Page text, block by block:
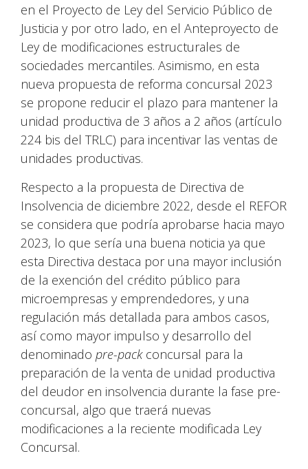
en el Proyecto de Ley del Servicio Público de
Justicia y por otro lado, en el Anteproyecto de
Ley de modificaciones estructurales de
sociedades mercantiles. Asimismo, en esta
nueva propuesta de reforma concursal 2023
se propone reducir el plazo para mantener la
unidad productiva de 3 años a 2 años (artículo
224 bis del TRLC) para incentivar las ventas de
unidades productivas.
Respecto a la propuesta de Directiva de
Insolvencia de diciembre 2022, desde el REFOR
se considera que podría aprobarse hacia mayo
2023, lo que sería una buena noticia ya que
esta Directiva destaca por una mayor inclusión
de la exención del crédito público para
microempresas y emprendedores, y una
regulación más detallada para ambos casos,
así como mayor impulso y desarrollo del
denominado pre-packconcursal para la
preparación de la venta de unidad productiva
del deudor en insolvencia durante la fase pre-
concursal, algo que traerá nuevas
modificaciones a la reciente modificada Ley
Concursal.